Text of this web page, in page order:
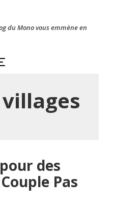
du Mono vous emmène en
villages
des
Pas